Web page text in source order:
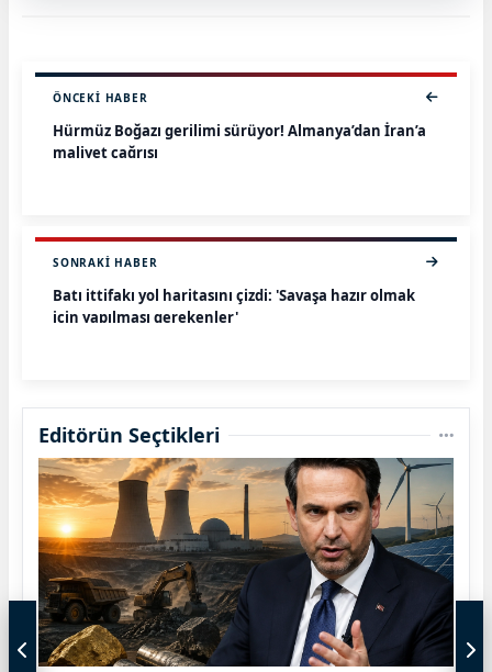
ÖNCEKI HABER
Hürmüz Boğazı gerilimi sürüyor! Almanya’dan İran’a
maliyet çağrısı
SONRAKI HABER
Batı ittifakı yol haritasını çizdi: 'Savaşa hazır olmak
için yapılması gerekenler'
Editörün Seçtikleri